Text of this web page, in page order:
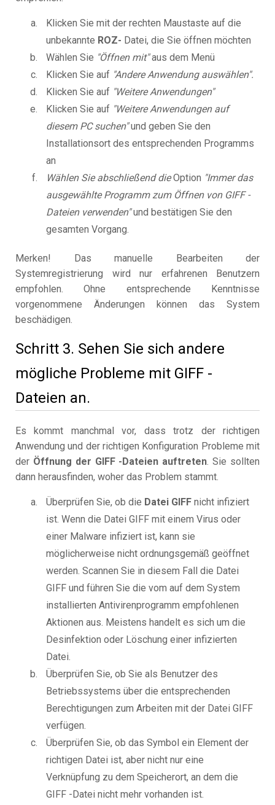
Klicken Sie mit der rechten Maustaste auf die
unbekannte ROZ- Datei, die Sie öffnen möchten
Wählen Sie "Öffnen mit"aus dem Menü
Klicken Sie auf "Andere Anwendung auswählen".
Klicken Sie auf "Weitere Anwendungen"
Klicken Sie auf "Weitere Anwendungen auf
diesem PC suchen"und geben Sie den
Installationsort des entsprechenden Programms
an
Wählen Sie abschließend dieOption "Immer das
ausgewählte Programm zum Öffnen von GIFF -
Dateien verwenden"und bestätigen Sie den
gesamten Vorgang.
Merken! Das manuelle Bearbeiten der
Systemregistrierung wird nur erfahrenen Benutzern
empfohlen. Ohne entsprechende Kenntnisse
vorgenommene Änderungen können das System
beschädigen.
Schritt 3. Sehen Sie sich andere
mögliche Probleme mit GIFF -
Dateien an.
Es kommt manchmal vor, dass trotz der richtigen
Anwendung und der richtigen Konfiguration Probleme mit
der Öffnung der GIFF -Dateien auftreten. Sie sollten
dann herausfinden, woher das Problem stammt.
Überprüfen Sie, ob die Datei GIFF nicht infiziert
ist. Wenn die Datei GIFF mit einem Virus oder
einer Malware infiziert ist, kann sie
möglicherweise nicht ordnungsgemäß geöffnet
werden. Scannen Sie in diesem Fall die Datei
GIFF und führen Sie die vom auf dem System
installierten Antivirenprogramm empfohlenen
Aktionen aus. Meistens handelt es sich um die
Desinfektion oder Löschung einer infizierten
Datei.
Überprüfen Sie, ob Sie als Benutzer des
Betriebssystems über die entsprechenden
Berechtigungen zum Arbeiten mit der Datei GIFF
verfügen.
Überprüfen Sie, ob das Symbol ein Element der
richtigen Datei ist, aber nicht nur eine
Verknüpfung zu dem Speicherort, an dem die
GIFF -Datei nicht mehr vorhanden ist.